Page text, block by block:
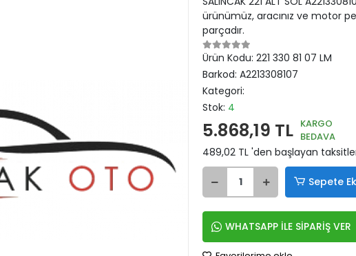
ürünümüz, aracınız ve motor
parçadır.
Ürün Kodu: 221 330 81 07 LM
Barkod: A2213308107
Kategori:
Stok: 4
5.868,19 TL KARGO
BEDAVA
489,02 TL 'den başlayan
Sepete
WHATSAPP İLE SİPARİŞ VER